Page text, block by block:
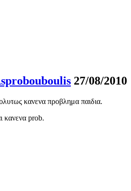
27/08/2010
κανενα προβλημα παιδια.
κανενα prob.